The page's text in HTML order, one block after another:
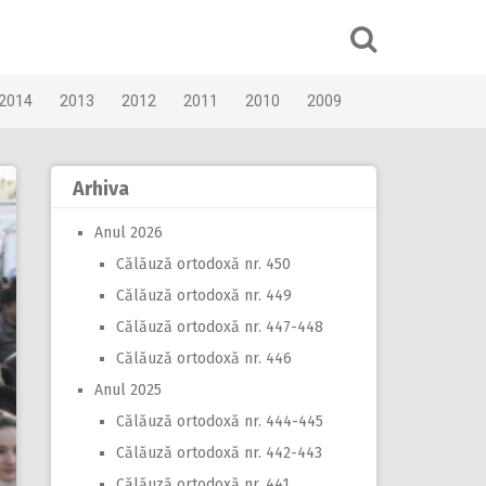
2013 2012 2011 2010 2009
Arhiva
Anul 2026
Călăuză ortodoxă nr. 450
Călăuză ortodoxă nr. 449
Călăuză ortodoxă nr. 447-448
Călăuză ortodoxă nr. 446
Anul 2025
Călăuză ortodoxă nr. 444-445
Călăuză ortodoxă nr. 442-443